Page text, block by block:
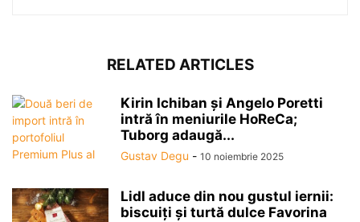
RELATED ARTICLES
Kirin Ichiban și Angelo Poretti
intră în meniurile HoReCa;
Tuborg adaugă...
Gustav Degu - 10 noiembrie 2025
Lidl aduce din nou gustul iernii:
biscuiți și turtă dulce Favorina